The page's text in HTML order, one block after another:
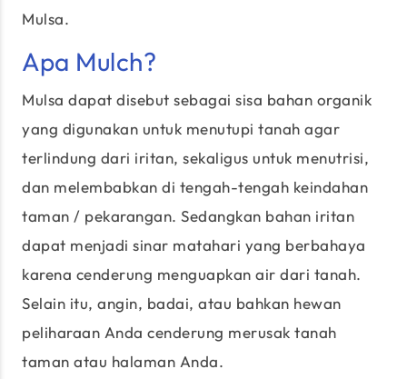
Mulsa.
Apa Mulch?
Mulsa dapat disebut sebagai sisa bahan organik
yang digunakan untuk menutupi tanah agar
terlindung dari iritan, sekaligus untuk menutrisi,
dan melembabkan di tengah-tengah keindahan
taman / pekarangan. Sedangkan bahan iritan
dapat menjadi sinar matahari yang berbahaya
karena cenderung menguapkan air dari tanah.
Selain itu, angin, badai, atau bahkan hewan
peliharaan Anda cenderung merusak tanah
taman atau halaman Anda.